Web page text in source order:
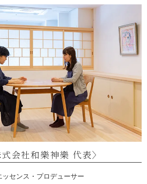
会社和樂神樂 代表〉
センス・プロデューサー